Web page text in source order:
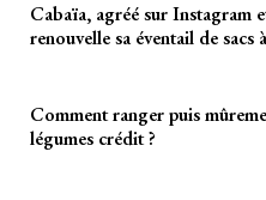
Cabaïa, agréé sur Instagram
renouvelle sa éventail de sacs
Comment ranger puis
légumes crédit ?